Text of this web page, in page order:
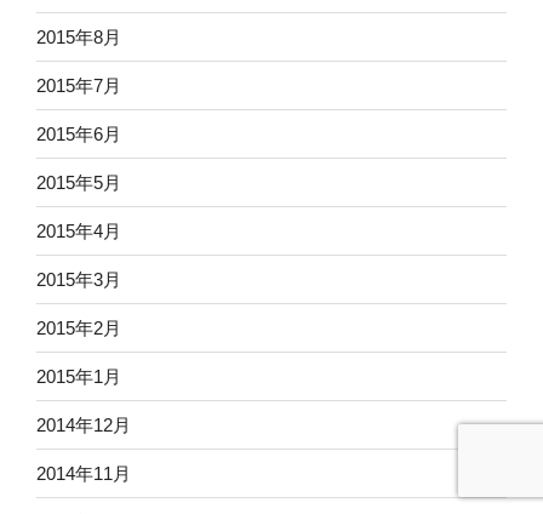
2015年8月
2015年7月
2015年6月
2015年5月
2015年4月
2015年3月
2015年2月
2015年1月
2014年12月
2014年11月